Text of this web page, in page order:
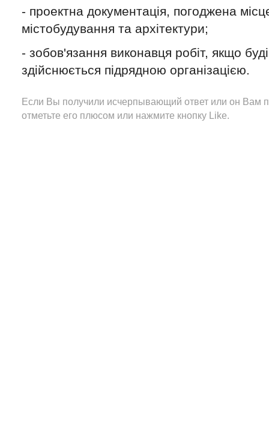
- проектна документація, погоджена
містобудування та архітектури;
- зобов'язання виконавця робіт, якщо
здійснюється підрядною організацією.
Если Вы получили исчерпывающий ответ или он Вам
отметьте его плюсом или нажмите кнопку Like.